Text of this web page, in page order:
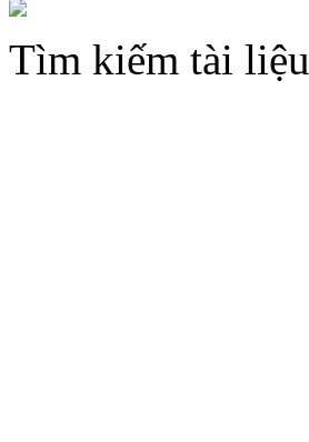
Tìm kiếm tài liệu